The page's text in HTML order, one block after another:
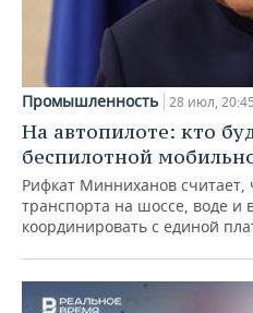
Промышленность 28 июл, 20:45
На автопилоте: кто
беспилотной
Рифкат Минниханов
транспорта на шоссе, воде и
координировать с единой